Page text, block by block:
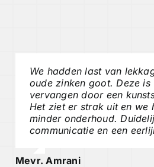
We hadden last van
oude zinken goot. Deze
vervangen door een
Het ziet er strak uit en we
minder onderhoud.
communicatie en een
Mevr. Amrani